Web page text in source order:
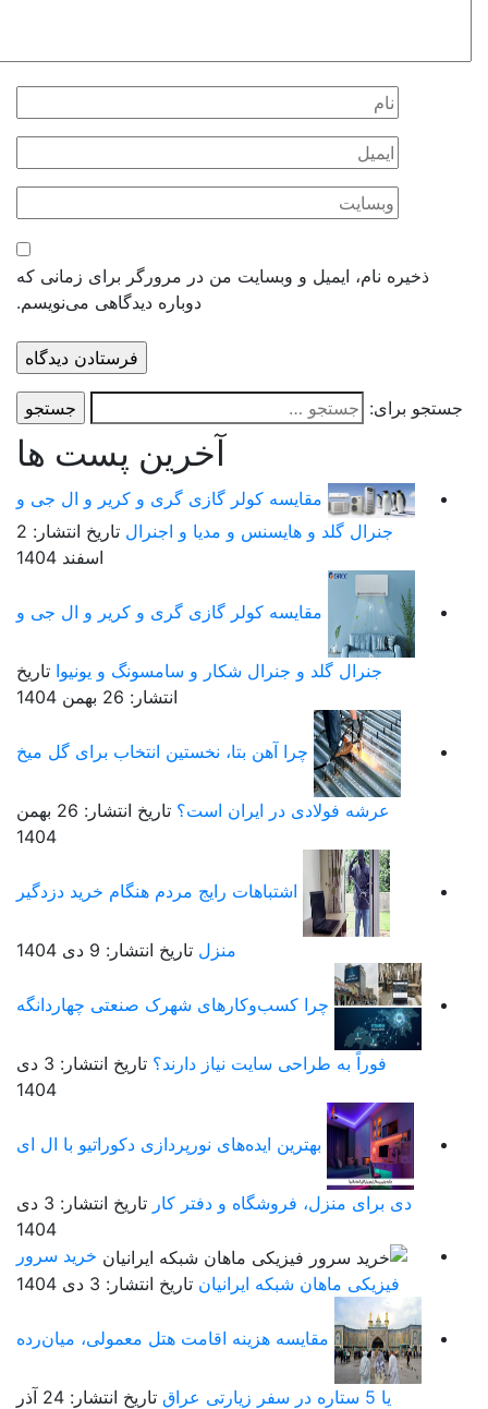
ذخیره نام، ایمیل و وبسایت من در مرورگر برای زمانی که
دوباره دیدگاهی می‌نویسم.
برای:
آخرین پست ها
مقایسه کولر گازی گری و کریر و ال جی و
جنرال گلد و هایسنس و مدیا و اجنرال
تاریخ انتشار: 2
مقایسه کولر گازی گری و کریر و ال جی و
جنرال گلد و جنرال شکار و سامسونگ و یونیوا تاریخ
انتشار: 26 بهمن 1404
چرا آهن بتا، نخستین انتخاب برای گل میخ
عرشه فولادی در ایران است؟
تاریخ انتشار: 26 بهمن
اشتباهات رایج مردم هنگام خرید دزدگیر
تاریخ انتشار: 9 دی 1404
چرا کسب‌وکارهای شهرک صنعتی چهاردانگه
فوراً به طراحی سایت نیاز دارند؟
تاریخ انتشار: 3 دی
بهترین ایده‌های نورپردازی دکوراتیو با ال ای
دی برای منزل، فروشگاه و دفتر کار
تاریخ انتشار: 3 دی
خرید سرور
فیزیکی ماهان شبکه ایرانیان تاریخ انتشار: 3 دی 1404
مقایسه هزینه اقامت هتل معمولی، میان‌رده
تاریخ انتشار: 24 آذر